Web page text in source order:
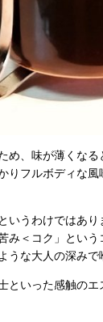
め、味が薄くな
りフルボディな
いうわけではあ
み＜コク」とい
な大人の深みで
いった感触のエ